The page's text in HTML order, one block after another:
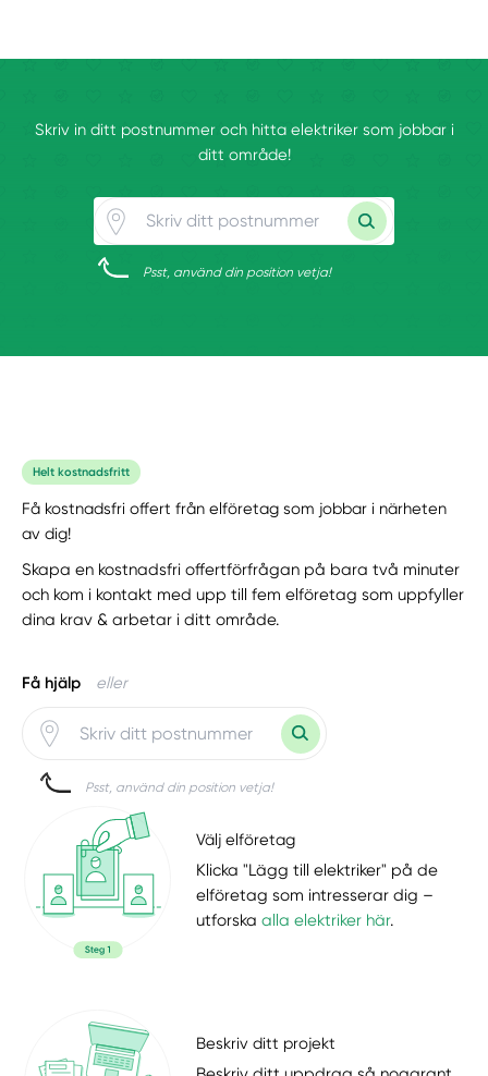
Skriv in ditt postnummer och hitta elektriker som jobbar i
ditt område!
Psst, använd din position vetja!
Helt kostnadsfritt
Få kostnadsfri offert från elföretag som jobbar i närheten
av dig!
Skapa en kostnadsfri offertförfrågan på bara två minuter
och kom i kontakt med upp till fem elföretag som uppfyller
dina krav & arbetar i ditt område.
Få hjälp eller
Psst, använd din position vetja!
Välj elföretag
Klicka "Lägg till elektriker" på de
elföretag som intresserar dig –
utforskaalla elektriker här.
Beskriv ditt projekt